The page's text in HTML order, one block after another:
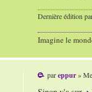
Dernière édition
Imagine le
pareppur»